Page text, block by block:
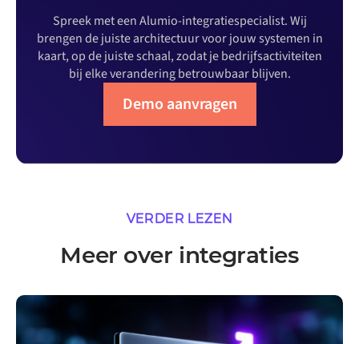
Spreek met een Alumio-integratiespecialist. Wij
brengen de juiste architectuur voor jouw systemen in
kaart, op de juiste schaal, zodat je bedrijfsactiviteiten
bij elke verandering betrouwbaar blijven.
Demo aanvragen
VERDER LEZEN
Meer over integraties